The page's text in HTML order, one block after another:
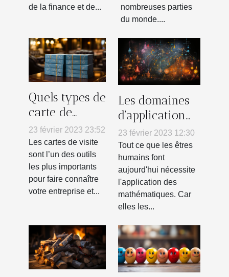
de la finance et de...
nombreuses parties
du monde....
Quels types de
carte de
visites faire à
Lyon ?
23 février 2023 23:52
Les cartes de visite
sont l’un des outils
les plus importants
pour faire connaître
votre entreprise et...
Les domaines
d'application
des
mathématiques
23 février 2023 12:30
Tout ce que les êtres
humains font
aujourd'hui nécessite
l'application des
mathématiques. Car
elles les...